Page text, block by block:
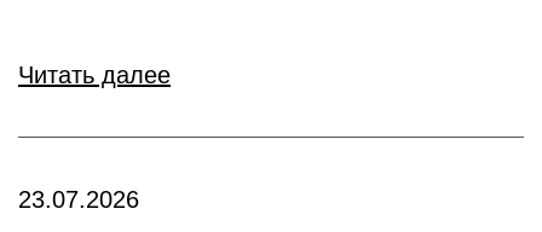
Читать далее
23.07.2026